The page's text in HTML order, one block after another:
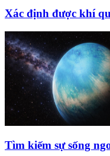
Xác định được khí
Tìm kiếm sự sống